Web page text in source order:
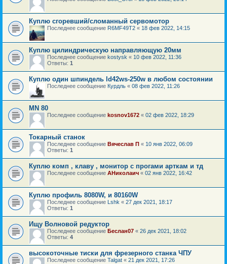
Куплю сгоревший/сломанный сервомотор
Последнее сообщение R6MF49T2 « 18 фев 2022, 14:15
Куплю цилиндрическую направляющую 20мм
Последнее сообщение kostysk « 10 фев 2022, 11:36
Ответы: 1
Куплю один шпиндель ld42ws-250w в любом состоянии
Последнее сообщение Курдль « 08 фев 2022, 11:26
MN 80
Последнее сообщение kosnov1672 « 02 фев 2022, 18:29
Токарный станок
Последнее сообщение Вячеслав П « 10 янв 2022, 06:09
Ответы: 1
Куплю комп , клаву , монитор с прогами арткам и тд
Последнее сообщение АНиколаич « 02 янв 2022, 16:42
Куплю профиль 8080W, и 80160W
Последнее сообщение Lshk « 27 дек 2021, 18:17
Ответы: 1
Ищу Волновой редуктор
Последнее сообщение Беслан07 « 26 дек 2021, 18:02
Ответы: 4
высокоточные тиски для фрезерного станка ЧПУ
Последнее сообщение Talgat « 21 дек 2021, 17:26